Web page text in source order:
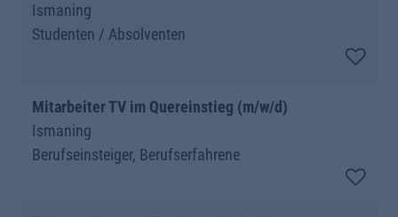
Ismaning
Studenten / Absolventen
Mitarbeiter TV im Quereinstieg (m/w/d)
Ismaning
Berufseinsteiger, Berufserfahrene